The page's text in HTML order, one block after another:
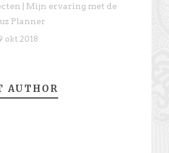
| Mijn ervaring met de
Planner
okt 2018
AUTHOR